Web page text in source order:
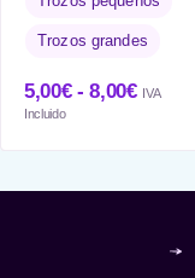
Trozos grandes
5,00€ - 8,00€ IVA
Incluido